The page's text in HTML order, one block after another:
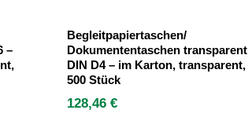
–
Begleitpapiertaschen/
Dokumententaschen transparent
DIN D4 – im Karton, transparent,
500 Stück
128,46€